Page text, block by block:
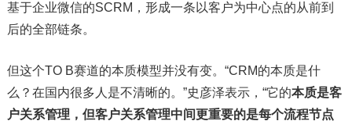
基于企业微信的SCRM，形成一条以客户为中心点的从前到
后的全部链条。
但这个TO B赛道的本质模型并没有变。“CRM的本质是什
么？在国内很多人是不清晰的。”史彦泽表示，“它的本质是客
户关系管理，但客户关系管理中间更重要的是每个流程节点